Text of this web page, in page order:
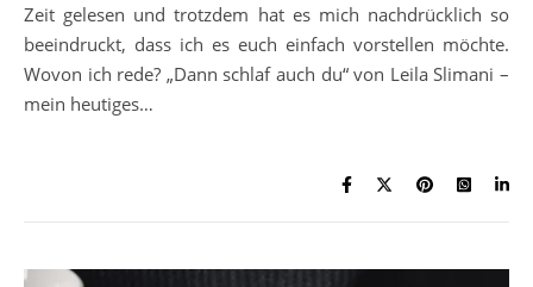
Zeit gelesen und trotzdem hat es mich nachdrücklich so
beeindruckt, dass ich es euch einfach vorstellen möchte.
Wovon ich rede? „Dann schlaf auch du“ von Leila Slimani –
mein heutiges…